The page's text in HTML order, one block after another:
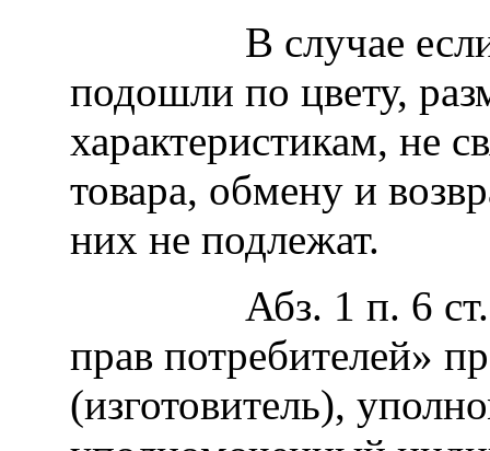
В случае если
подошли по цвету,
характеристикам, не
товара, обмену и
них не подлежат.
Абз. 1 п. 6 ст. 18
прав потребителей»
(изготовитель),